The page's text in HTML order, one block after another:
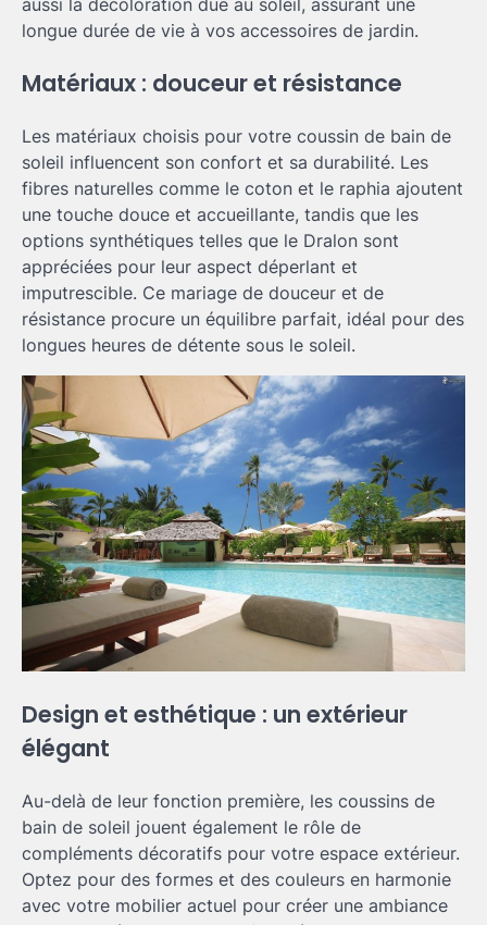
aussi la décoloration due au soleil, assurant une
longue durée de vie à vos accessoires de jardin.
Matériaux : douceur et résistance
Les matériaux choisis pour votre coussin de bain de
soleil influencent son confort et sa durabilité. Les
fibres naturelles comme le coton et le raphia ajoutent
une touche douce et accueillante, tandis que les
options synthétiques telles que le Dralon sont
appréciées pour leur aspect déperlant et
imputrescible. Ce mariage de douceur et de
résistance procure un équilibre parfait, idéal pour des
longues heures de détente sous le soleil.
Design et esthétique : un extérieur
élégant
Au-delà de leur fonction première, les coussins de
bain de soleil jouent également le rôle de
compléments décoratifs pour votre espace extérieur.
Optez pour des formes et des couleurs en harmonie
avec votre mobilier actuel pour créer une ambiance